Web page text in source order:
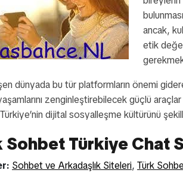
ancak,
etik
dünyada bu tür platformların önemi
zenginleştirebilecek güçlü
dijital sosyalleşme kültürünü
Sohbet Türkiye Chat
Sohbet ve Arkadaşlık Siteleri, Türk